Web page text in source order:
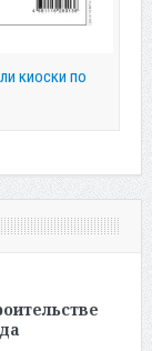
киоски по